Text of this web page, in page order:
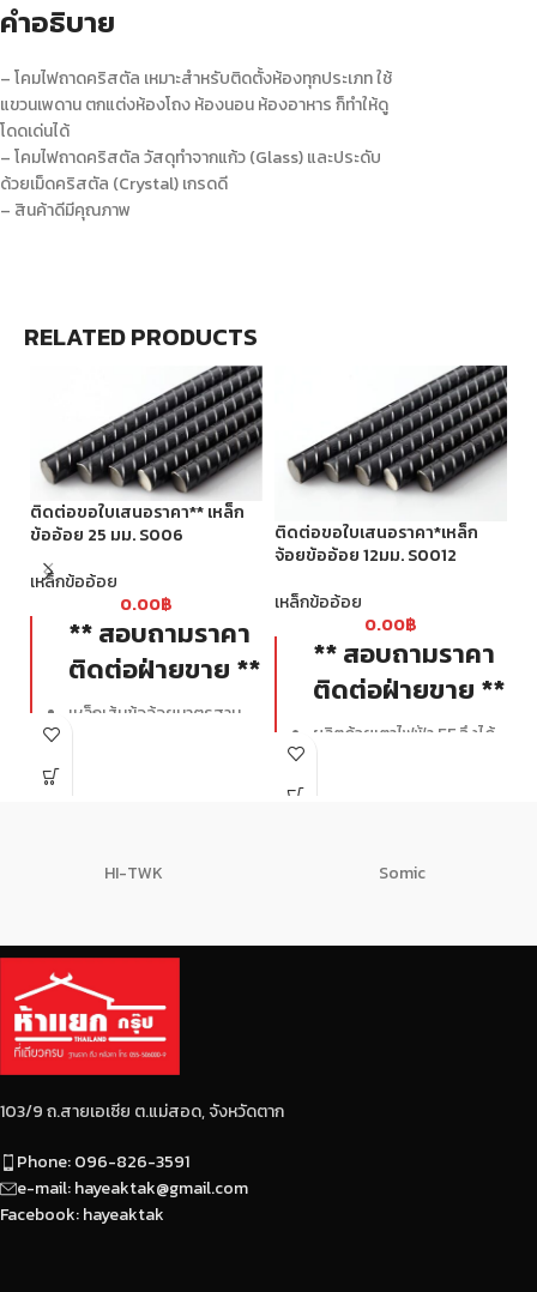
คำอธิบาย
– โคมไฟถาดคริสตัล เหมาะสำหรับติดตั้งห้องทุกประเภท ใช้
แขวนเพดาน ตกแต่งห้องโถง ห้องนอน ห้องอาหาร ก็ทำให้ดู
โดดเด่นได้
– โคมไฟถาดคริสตัล วัสดุทำจากแก้ว (Glass) และประดับ
ด้วยเม็ดคริสตัล (Crystal) เกรดดี
– สินค้าดีมีคุณภาพ
RELATED PRODUCTS
ติดต่อขอใบเสนอราคา** เหล็ก
ข้ออ้อย 25 มม. S006
เหล็กข้ออ้อย
0.00฿
** สอบถามราคา
ติดต่อฝ่ายขาย **
เหล็กเส้นข้ออ้อยมาตรฐาน
สม่ำเสมอตลอดทั้งเส้น
สิ่งปนเปื้อนออกจากเหล็ก
ทำให้ได้เหล็กที่บริสุทธิ์ เป็น
เนื้อเดียวกัน
ได้มาตรฐาน มอก.
ติดต่อขอใบเสนอราคา*เหล็ก
จ้อยข้ออ้อย 12มม. S0012
เหล็กข้ออ้อย
0.00฿
** สอบถามราคา
ติดต่อฝ่ายขาย **
ผลิตด้วยเตาไฟฟ้า EF จึงได้
อุตสาหกรรมสีเขียว (Green
HI-TWK Somic
103/9 ถ.สายเอเซีย ต.แม่สอด, จังหวัดตาก
Phone: 096-826-3591
e-mail: hayeaktak@gmail.com
Facebook: hayeaktak